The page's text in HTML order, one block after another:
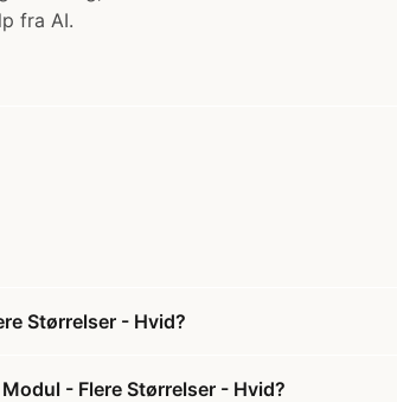
fra AI.
Størrelser - Hvid?
- Flere Størrelser - Hvid?